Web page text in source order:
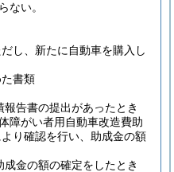
ない。
だし、新たに自動車を購入し
書類
報告書の提出があったとき
障がい者用自動車改造費助
より確認を行い、助成金の額
成金の額の確定をしたとき